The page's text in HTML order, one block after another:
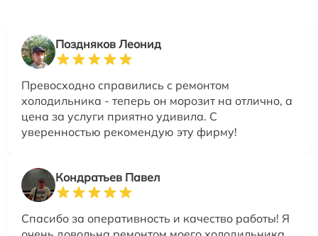
Поздняков Леонид
Превосходно справились с ремонтом
холодильника - теперь он морозит на отлично, а
цена за услуги приятно удивила. С
уверенностью рекомендую эту фирму!
Кондратьев Павел
Спасибо за оперативность и качество работы! Я